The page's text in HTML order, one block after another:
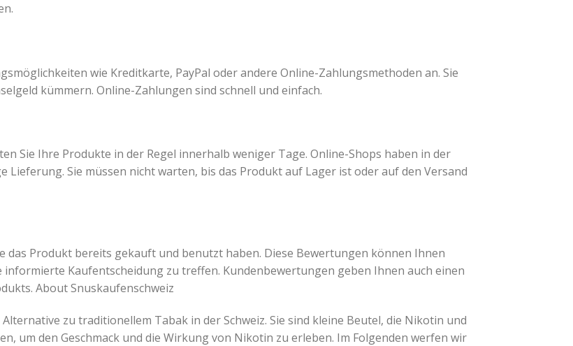
wie Kreditkarte, PayPal oder andere Online-Zahlungsmethoden an. Sie
kümmern. Online-Zahlungen sind schnell und einfach.
Sie Ihre Produkte in der Regel innerhalb weniger Tage. Online-Shops haben in der
Lieferung. Sie müssen nicht warten, bis das Produkt auf Lager ist oder auf den Versand
das Produkt bereits gekauft und benutzt haben. Diese Bewertungen können Ihnen
Kaufentscheidung zu treffen. Kundenbewertungen geben Ihnen auch einen
About Snuskaufenschweiz
zu traditionellem Tabak in der Schweiz. Sie sind kleine Beutel, die Nikotin und
um den Geschmack und die Wirkung von Nikotin zu erleben. Im Folgenden werfen wir